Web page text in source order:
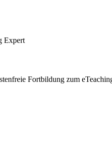
Fortbildung zum